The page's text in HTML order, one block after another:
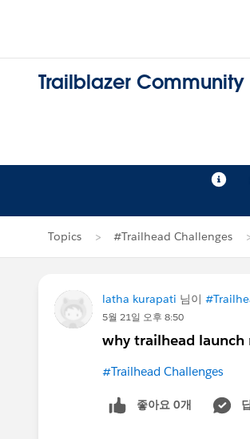
Trailblazer Community
Topics #Trailhead Challenges
latha kurapati 님이
5월 21일 오후 8:50
why trailhead launch
#Trailhead Challenges
좋아요 0개